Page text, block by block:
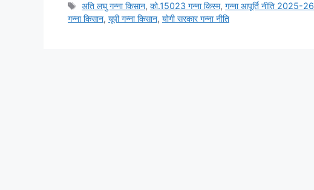
अति लघु गन्ना किसान,को.15023 गन्ना किस्म,गन्ना आपूर्ति नीति 2025-26
गन्ना किसान, यूपी गन्ना किसान, योगी सरकार गन्ना नीति